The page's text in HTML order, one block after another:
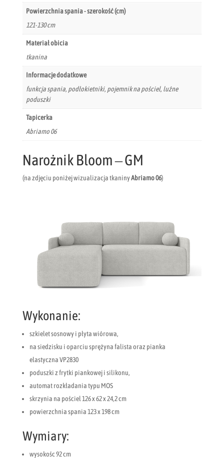
Narożnik Bloom – GM
(na zdjęciu poniżej wizualizacja tkaninyAbriamo 06)
Wykonanie:
szkielet sosnowy i płyta wiórowa,
na siedzisku i oparciu sprężyna falista oraz pianka
elastyczna VP2830
poduszki z frytki piankowej i silikonu,
automat rozkładania typu MOS
skrzynia na pościel 126 x 62 x 24,2 cm
powierzchnia spania 123 x 198 cm
Wymiary:
wysokośc 92 cm
Powierzchnia spania - szerokość (cm)
121-130 cm
Materiał obicia
tkanina
Informacje dodatkowe
funkcja spania, podłokietniki, pojemnik na pościel, luźne
poduszki
Tapicerka
Abriamo 06